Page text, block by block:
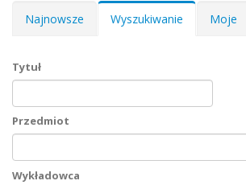
Zakładki podstawowe
Najnowsze Wyszukiwanie (aktywna
Moje
Tytuł
Przedmiot
Wykładowca